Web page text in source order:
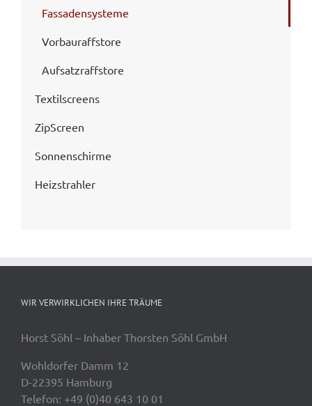
Fassadensysteme
Vorbauraffstore
Aufsatzraffstore
Textilscreens
ZipScreen
Sonnenschirme
Heizstrahler
WIR VERWIRKLICHEN IHRE TRÄUME
Horst Söhl – Inhaber Thorsten Söhl GmbH
Wohldorfer Damm 12
D-22395 Hamburg
Telefon: +49 (0)40 643 10 01